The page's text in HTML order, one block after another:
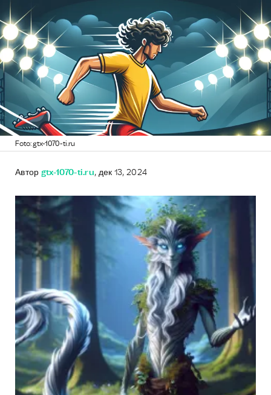
Foto: gtx-1070-ti.ru
Автор gtx-1070-ti.ru, дек 13, 2024